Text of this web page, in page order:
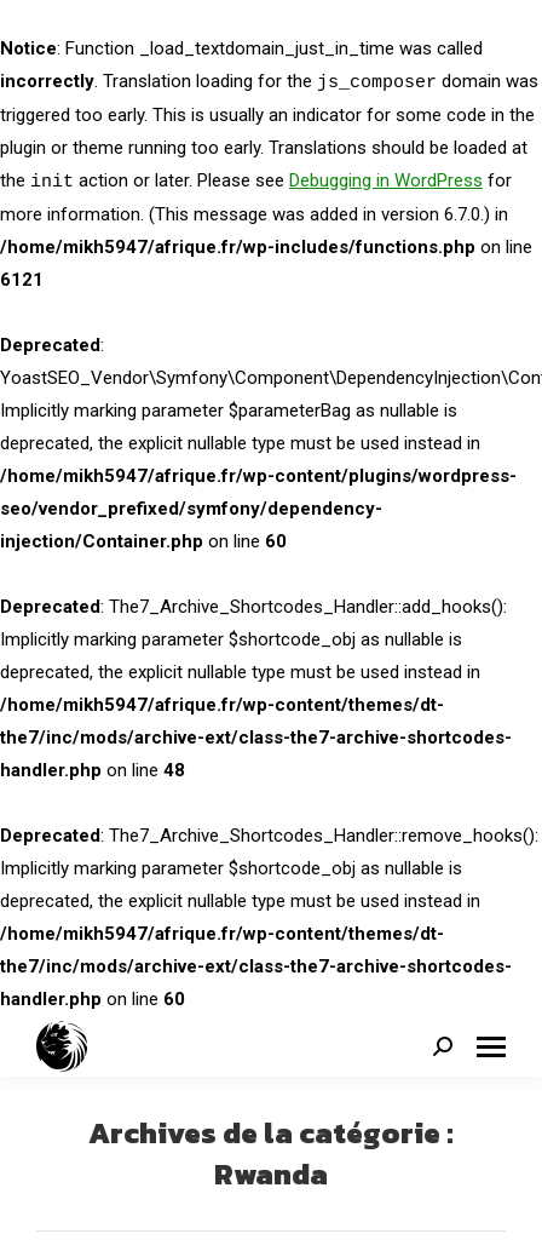
Notice: Function _load_textdomain_just_in_time was called
incorrectly. Translation loading for the js_composer domain was
triggered too early. This is usually an indicator for some code in the
plugin or theme running too early. Translations should be loaded at
the init action or later. Please see Debugging in WordPress for
more information. (This message was added in version 6.7.0.) in
/home/mikh5947/afrique.fr/wp-includes/functions.php on line
6121
Deprecated:
Implicitly marking parameter $parameterBag as nullable is
deprecated, the explicit nullable type must be used instead in
/home/mikh5947/afrique.fr/wp-content/plugins/wordpress-
seo/vendor_prefixed/symfony/dependency-
injection/Container.php on line 60
Deprecated: The7_Archive_Shortcodes_Handler::add_hooks():
Implicitly marking parameter $shortcode_obj as nullable is
deprecated, the explicit nullable type must be used instead in
/home/mikh5947/afrique.fr/wp-content/themes/dt-
the7/inc/mods/archive-ext/class-the7-archive-shortcodes-
handler.php on line 48
Deprecated: The7_Archive_Shortcodes_Handler::remove_hooks():
Implicitly marking parameter $shortcode_obj as nullable is
deprecated, the explicit nullable type must be used instead in
/home/mikh5947/afrique.fr/wp-content/themes/dt-
the7/inc/mods/archive-ext/class-the7-archive-shortcodes-
handler.php on line 60
Search:
Archives de la catégorie :
Rwanda